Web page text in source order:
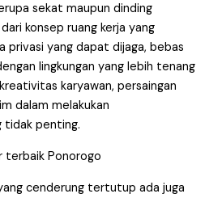
sekat maupun dinding
konsep ruang kerja yang
yang dapat dijaga, bebas
lingkungan yang lebih tenang
karyawan, persaingan
dalam melakukan
tidak penting.
cenderung tertutup ada juga